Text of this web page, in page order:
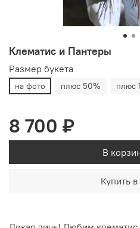
Клематис и Пантеры
Размер букета
на фото плюс 50% плюс
8 700 ₽
В
Купить в